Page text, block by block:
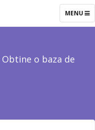
TOGGLE
MENU
Obtine o baza de